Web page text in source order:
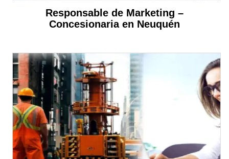
Responsable de Marketing –
Concesionaria en Neuquén